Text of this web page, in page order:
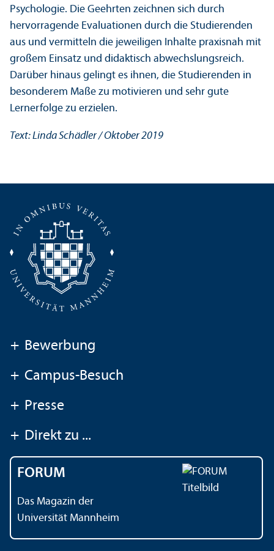
Psychologie. Die Geehrten zeichnen sich durch
hervorragende Evaluationen durch die Studierenden
aus und vermitteln die jeweiligen Inhalte praxisnah mit
großem Einsatz und didaktisch abwechslungs­reich.
Darüber hinaus gelingt es ihnen, die Studierenden in
besonderem Maße zu motivieren und sehr gute
Lernerfolge zu erzielen.
Text: Linda Schädler/ Oktober 2019
+ Bewerbung
+ Campus-Besuch
+ Presse
+ Direkt zu ...
FORUM
Das Magazin der
Universität Mannheim